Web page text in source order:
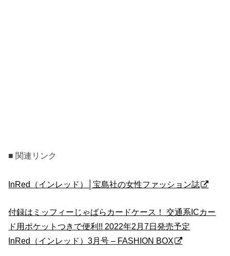
■ 関連リンク
InRed（インレッド）│宝島社の女性ファッション誌
付録はミッフィーじゃばらカードケース！ 交通系ICカー
ド用ポケットつきで便利!! 2022年2月7日発売予定
InRed（インレッド）3月号 – FASHION BOX